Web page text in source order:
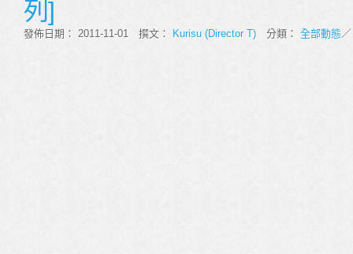
列]
發佈日期： 2011-11-01 撰文： Kurisu (Director T) 分類： 全部動態